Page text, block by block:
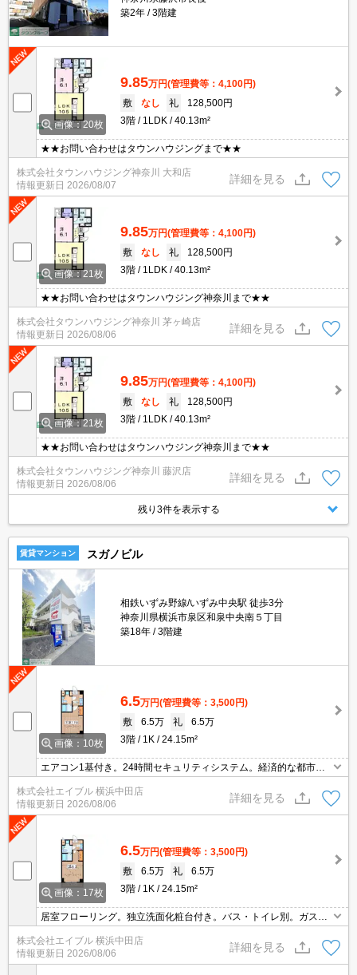
築2年
3階建
画像：20枚
9.85万円(管理費等：4,100円)
敷
なし 礼
128,500円
3階
1LDK 40.13m²
★★お問い合わせはタウンハウジングまで★★
株式会社タウンハウジング神奈川 大和店
情報更新日 2026/08/07
詳細を見る
画像：21枚
9.85万円(管理費等：4,100円)
敷
なし 礼
128,500円
3階
1LDK 40.13m²
★★お問い合わせはタウンハウジング神奈川まで★★
株式会社タウンハウジング神奈川 茅ヶ崎店
情報更新日 2026/08/06
詳細を見る
画像：21枚
9.85万円(管理費等：4,100円)
敷
なし 礼
128,500円
3階
1LDK 40.13m²
★★お問い合わせはタウンハウジング神奈川まで★★
株式会社タウンハウジング神奈川 藤沢店
情報更新日 2026/08/06
詳細を見る
残り3件を表示する
賃貸マンション スガノビル
相鉄いずみ野線/いずみ中央駅 徒歩3分
神奈川県横浜市泉区和泉中央南５丁目
築18年
3階建
画像：10枚
6.5万円(管理費等：3,500円)
敷
6.5万 礼
6.5万
3階
1K 24.15m²
エアコン1基付き。24時間セキュリティシステム。経済的な都市ガ
ス使用。最上階。3階角部屋。インターネット無料。人気のオート
ロック付マンション。
株式会社エイブル 横浜中田店
情報更新日 2026/08/06
詳細を見る
画像：17枚
6.5万円(管理費等：3,500円)
敷
6.5万 礼
6.5万
3階
1K 24.15m²
居室フローリング。独立洗面化粧台付き。バス・トイレ別。ガスコ
ンロ付き。床下収納付き。経済的な都市ガス使用。インターネット
無料。人気のオートロック付マンション。
株式会社エイブル 横浜中田店
情報更新日 2026/08/06
詳細を見る